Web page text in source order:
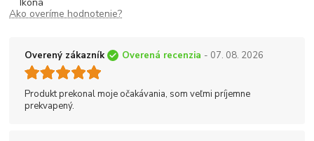
Ako overíme hodnotenie?
Overený zákazník Overená recenzia - 07. 08. 2026
Produkt prekonal moje očakávania, som veľmi príjemne
prekvapený.